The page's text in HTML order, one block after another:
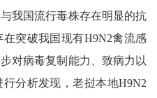
我国流行毒株存在明显的抗
突破我国现有H9N2禽流感
对病毒复制能力、致病力以
分析发现，老挝本地H9N2